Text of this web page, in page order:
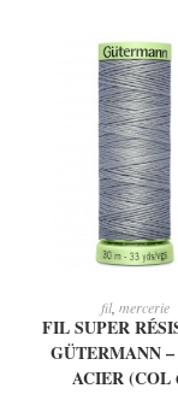
AJOUTER AU
fil, mercerie
FIL SUPER
GÜTERMANN
ACIER (COL